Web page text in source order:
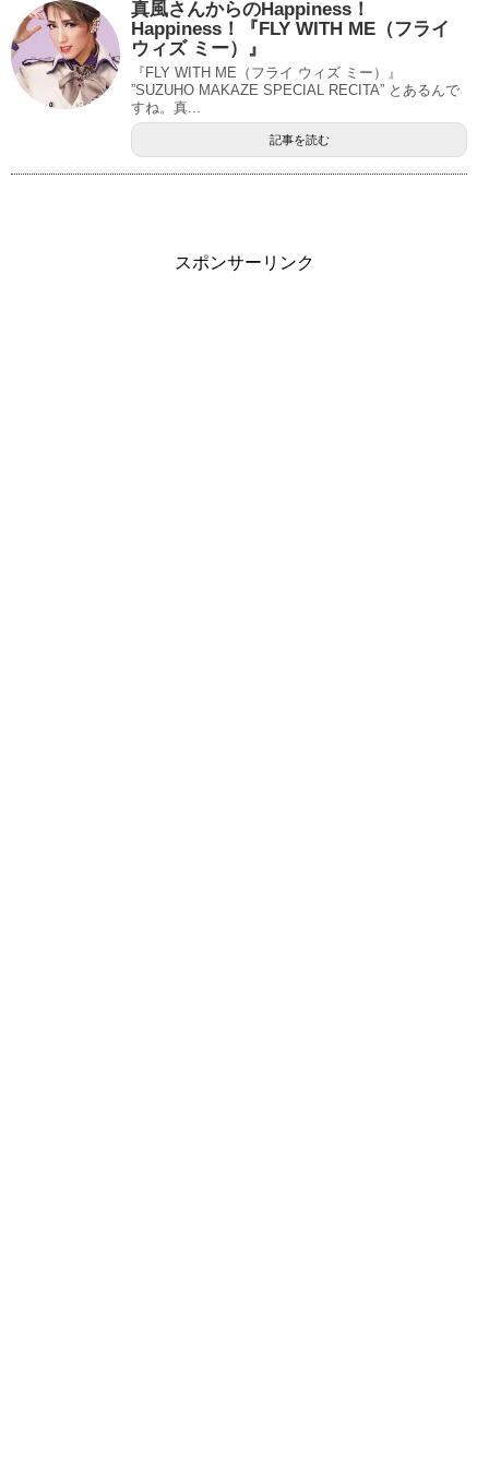
真風さんからのHappiness！
Happiness！『FLY WITH ME（フライ
ウィズ ミー）』
『FLY WITH ME（フライ ウィズ ミー）』
”SUZUHO MAKAZE SPECIAL RECITA” とあるんで
すね。真...
記事を読む
スポンサーリンク